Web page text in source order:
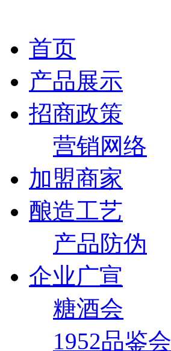
首页
产品展示
招商政策
营销网络
加盟商家
酿造工艺
产品防伪
企业广宣
糖酒会
1952品鉴会